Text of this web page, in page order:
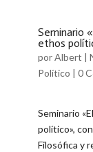
Seminario
ethos
porAlbert |
Político | 0
Seminario
político»,
Filosófica y